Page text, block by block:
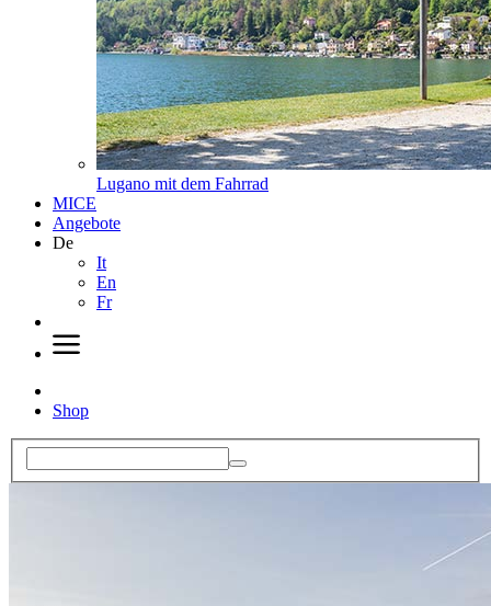
Lugano mit dem Fahrrad
MICE
Angebote
De
It
En
Fr
Shop